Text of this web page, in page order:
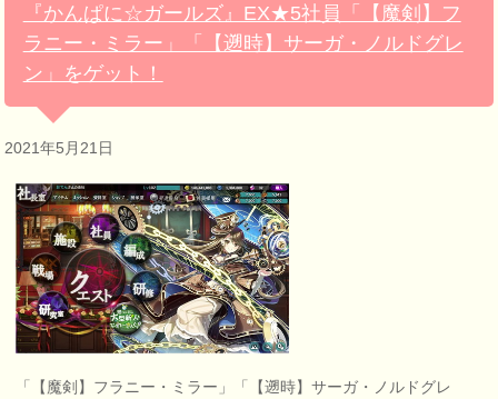
『かんぱに☆ガールズ』EX★5社員「【魔剣】フ
ラニー・ミラー」「【遡時】サーガ・ノルドグレ
ン」をゲット！
2021年5月21日
「【魔剣】フラニー・ミラー」「【遡時】サーガ・ノルドグレ